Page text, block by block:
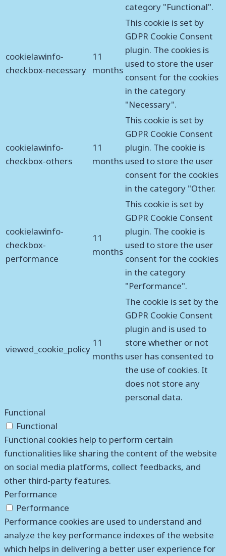
category "Functional".
cookielawinfo-
checkbox-necessary
11
months
This cookie is set by
GDPR Cookie Consent
plugin. The cookies is
used to store the user
consent for the cookies
in the category
"Necessary".
cookielawinfo-
checkbox-others
11
months
This cookie is set by
GDPR Cookie Consent
plugin. The cookie is
used to store the user
consent for the cookies
in the category "Other.
cookielawinfo-
checkbox-
performance
11
months
This cookie is set by
GDPR Cookie Consent
plugin. The cookie is
used to store the user
consent for the cookies
in the category
"Performance".
viewed_cookie_policy
11
months
The cookie is set by the
GDPR Cookie Consent
plugin and is used to
store whether or not
user has consented to
the use of cookies. It
does not store any
personal data.
Functional
Functional
Functional cookies help to perform certain
functionalities like sharing the content of the website
on social media platforms, collect feedbacks, and
other third-party features.
Performance
Performance
Performance cookies are used to understand and
analyze the key performance indexes of the website
which helps in delivering a better user experience for